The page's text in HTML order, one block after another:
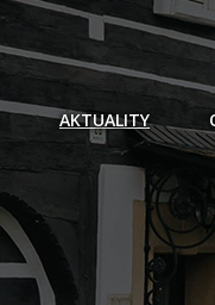
AKTUALITY